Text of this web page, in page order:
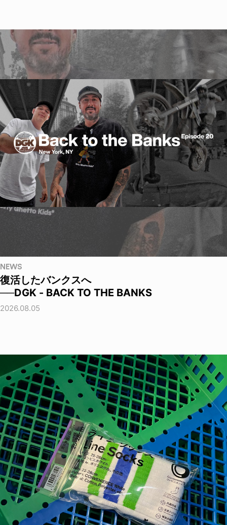
NEWS
復活したバンクスへ
──DGK - BACK TO THE BANKS
2026.08.05